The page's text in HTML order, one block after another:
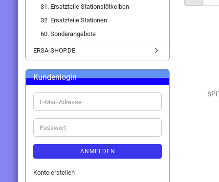
31. Ersatzteile Stationslötkolben
32. Ersatzteile Stationen
60. Sonderangebote
ERSA-SHOP.DE
Kundenlogin
E-
Mail-
Adresse
Passwort
ANMELDEN
Konto erstellen